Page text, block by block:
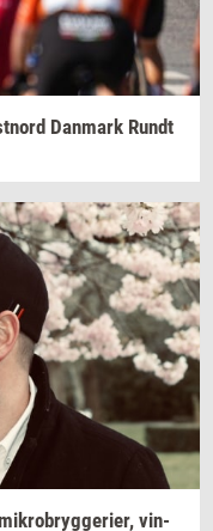
Dan­mark Rundt
vin­